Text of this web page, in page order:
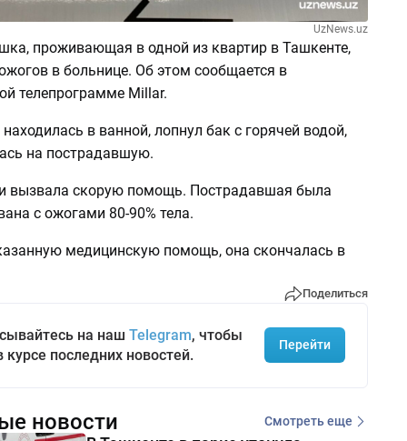
UzNews.uz
проживающая в одной из квартир в Ташкенте,
в больнице. Об этом сообщается в
телепрограмме Millar.
в ванной, лопнул бак с горячей водой,
на пострадавшую.
вызвала скорую помощь. Пострадавшая была
с ожогами 80-90% тела.
медицинскую помощь, она скончалась в
Поделиться
на наш Telegram, чтобы
курсе последних новостей.
Перейти
новости Смотреть еще